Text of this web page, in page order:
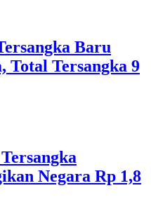
Baru
Total Tersangka 9
Negara Rp 1,8